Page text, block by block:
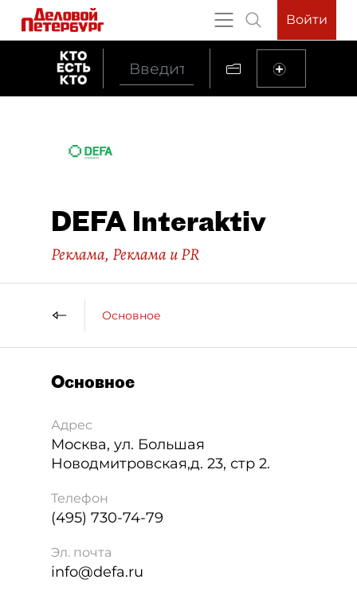
Войти
DEFA Interaktiv
Реклама, Реклама и PR
Основное
Основное
Адрес
Москва, ул. Большая
Новодмитровская,д. 23, стр 2.
Телефон
(495) 730-74-79
Эл. почта
info@defa.ru